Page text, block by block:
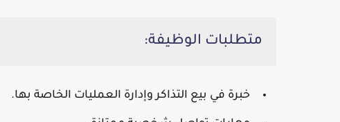
متطلبات الوظيفة:
خبرة في بيع التذاكر وإدارة العمليات الخاصة بها.